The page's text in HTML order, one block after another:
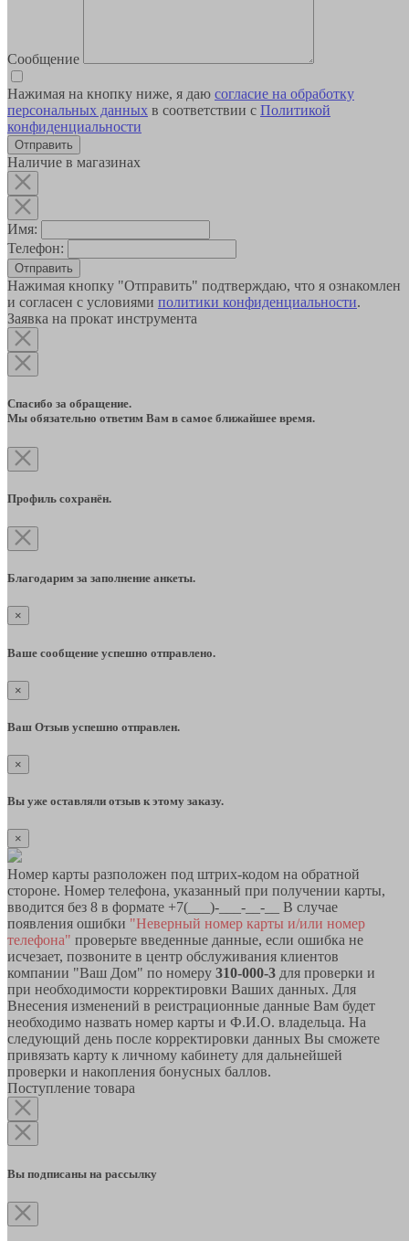
Сообщение
Нажимая на кнопку ниже, я даю согласие на обработку
персональных данных в соответствии с Политикой
конфиденциальности
Наличие в магазинах
Имя:
Телефон:
Отправить
Нажимая кнопку "Отправить" подтверждаю, что я ознакомлен
и согласен с условиями политики конфиденциальности.
Заявка на прокат инструмента
Спасибо за обращение.
Мы обязательно ответим Вам в самое ближайшее время.
Профиль сохранён.
Благодарим за заполнение анкеты.
×
Ваше сообщение успешно отправлено.
×
Ваш Отзыв успешно отправлен.
×
Вы уже оставляли отзыв к этому заказу.
×
Номер карты разположен под штрих-кодом на обратной
стороне. Номер телефона, указанный при получении карты,
вводится без 8 в формате +7(___)-___-__-__ В случае
появления ошибки "Неверный номер карты и/или номер
телефона" проверьте введенные данные, если ошибка не
исчезает, позвоните в центр обслуживания клиентов
компании "Ваш Дом" по номеру 310-000-3 для проверки и
при необходимости корректировки Ваших данных. Для
Внесения изменений в реистрационные данные Вам будет
необходимо назвать номер карты и Ф.И.О. владельца. На
следующий день после корректировки данных Вы сможете
привязать карту к личному кабинету для дальнейшей
проверки и накопления бонусных баллов.
Поступление товара
Вы подписаны на рассылку